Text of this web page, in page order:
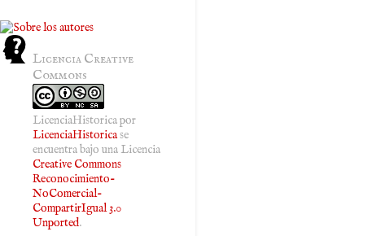
Licencia Creative
Commons
LicenciaHistoricapor
LicenciaHistoricase
encuentra bajo una Licencia
Creative Commons
Reconocimiento-
NoComercial-
CompartirIgual 3.0
Unported.